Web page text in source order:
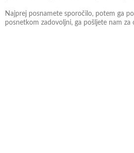
Najprej posnamete sporočilo, potem ga
posnetkom zadovoljni, ga pošljete nam za